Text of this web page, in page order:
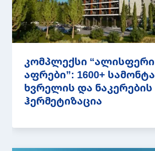
კომპლექსი “ალისფერი
აფრები”: 1600+
ხვრელის და ნაკერების
ჰერმეტიზაცია